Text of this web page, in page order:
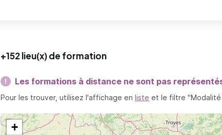
+152 lieu(x) de formation
Les formations à distance ne sont pas
Pour les trouver, utilisez l'affichage en liste et le filtre
+